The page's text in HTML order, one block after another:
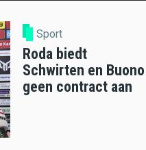
Sport
Roda biedt
Schwirten en Buono
geen contract aan